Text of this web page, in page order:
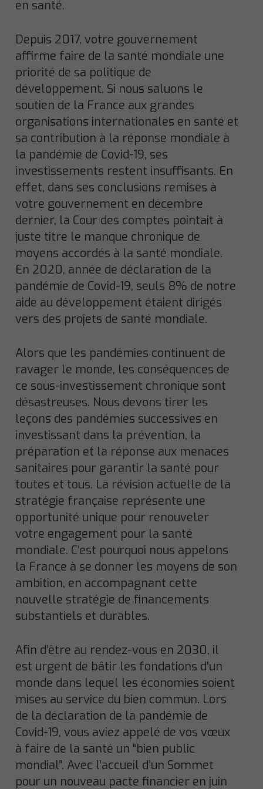
en santé.
Depuis 2017, votre gouvernement
affirme faire de la santé mondiale une
priorité de sa politique de
développement. Si nous saluons le
soutien de la France aux grandes
organisations internationales en santé et
sa contribution à la réponse mondiale à
la pandémie de Covid-19, ses
investissements restent insuffisants. En
effet, dans ses conclusions remises à
votre gouvernement en décembre
dernier, la Cour des comptes pointait à
juste titre le manque chronique de
moyens accordés à la santé mondiale.
En 2020, année de déclaration de la
pandémie de Covid-19, seuls 8% de notre
aide au développement étaient dirigés
vers des projets de santé mondiale.
Alors que les pandémies continuent de
ravager le monde, les conséquences de
ce sous-investissement chronique sont
désastreuses. Nous devons tirer les
leçons des pandémies successives en
investissant dans la prévention, la
préparation et la réponse aux menaces
sanitaires pour garantir la santé pour
toutes et tous. La révision actuelle de la
stratégie française représente une
opportunité unique pour renouveler
votre engagement pour la santé
mondiale. C’est pourquoi nous appelons
la France à se donner les moyens de son
ambition, en accompagnant cette
nouvelle stratégie de financements
substantiels et durables.
Afin d’être au rendez-vous en 2030, il
est urgent de bâtir les fondations d’un
monde dans lequel les économies soient
mises au service du bien commun. Lors
de la déclaration de la pandémie de
Covid-19, vous aviez appelé de vos vœux
à faire de la santé un “bien public
mondial”. Avec l’accueil d’un Sommet
pour un nouveau pacte financier en juin